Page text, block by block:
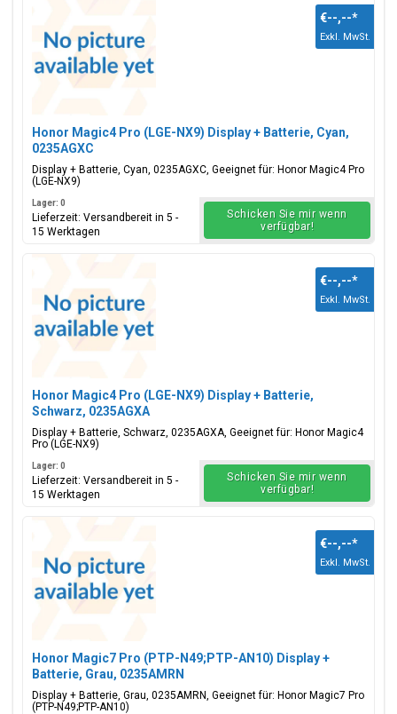
Honor Magic4 Pro (LGE-NX9) Display + Batterie, Cyan,
0235AGXC
Display + Batterie, Cyan, 0235AGXC, Geeignet für: Honor Magic4 Pro
(LGE-NX9)
€--,--*
Exkl. MwSt.
Lager: 0
Lieferzeit: Versandbereit in 5 -
15 Werktagen
Schicken Sie mir wenn
verfügbar!
Honor Magic4 Pro (LGE-NX9) Display + Batterie,
Schwarz, 0235AGXA
Display + Batterie, Schwarz, 0235AGXA, Geeignet für: Honor Magic4
Pro (LGE-NX9)
€--,--*
Exkl. MwSt.
Lager: 0
Lieferzeit: Versandbereit in 5 -
15 Werktagen
Schicken Sie mir wenn
verfügbar!
Honor Magic7 Pro (PTP-N49;PTP-AN10) Display +
Batterie, Grau, 0235AMRN
Display + Batterie, Grau, 0235AMRN, Geeignet für: Honor Magic7 Pro
(PTP-N49;PTP-AN10)
€--,--*
Exkl. MwSt.